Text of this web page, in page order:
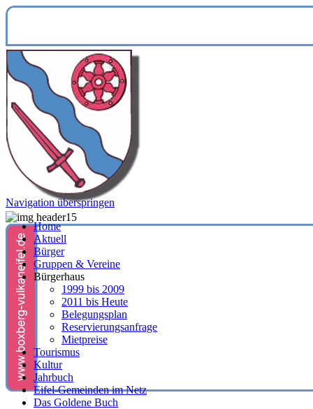
Navigation überspringen
Home
Aktuell
Bürger
Gruppen & Vereine
Bürgerhaus
1999 bis 2009
2011 bis Heute
Belegungsplan
Reservierungsanfrage
Mietpreise
Tourismus
Kultur
Jahrbuch
Eifel-Gemeinden im Netz
Das Goldene Buch